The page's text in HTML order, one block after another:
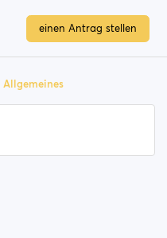
einen Antrag stellen
Allgemeines